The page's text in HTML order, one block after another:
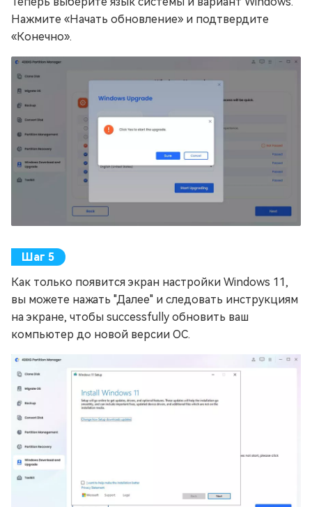
Нажмите «Начать обновление» и подтвердите
«Конечно».
Как только появится экран настройки Windows 11,
вы можете нажать "Далее" и следовать инструкциям
на экране, чтобы successfully обновить ваш
компьютер до новой версии ОС.